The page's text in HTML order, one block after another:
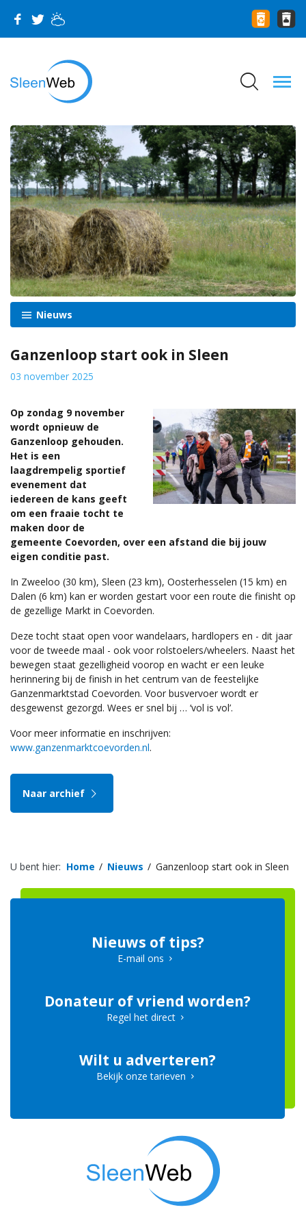
Nieuws
Ganzenloop start ook in Sleen
03 november 2025
Op zondag 9 november
wordt opnieuw de
Ganzenloop gehouden.
Het is een
laagdrempelig sportief
evenement dat
iedereen de kans geeft
om een fraaie tocht te
maken door de
gemeente Coevorden, over een afstand die bij jouw
eigen conditie past.
In Zweeloo (30 km), Sleen (23 km), Oosterhesselen (15 km) en
Dalen (6 km) kan er worden gestart voor een route die finisht op
de gezellige Markt in Coevorden.
Deze tocht staat open voor wandelaars, hardlopers en - dit jaar
voor de tweede maal - ook voor rolstoelers/wheelers. Naast het
bewegen staat gezelligheid voorop en wacht er een leuke
herinnering bij de finish in het centrum van de feestelijke
Ganzenmarktstad Coevorden. Voor busvervoer wordt er
desgewenst gezorgd. Wees er snel bij … ‘vol is vol’.
Voor meer informatie en inschrijven:
www.ganzenmarktcoevorden.nl.
Naar archief
U bent hier: Home Nieuws Ganzenloop start ook in Sleen
Nieuws of tips?
E-mail ons
Donateur of vriend worden?
Regel het direct
Wilt u adverteren?
Bekijk onze tarieven